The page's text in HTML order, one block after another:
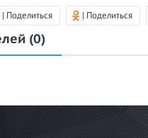
| Поделиться | Поделиться
(0)